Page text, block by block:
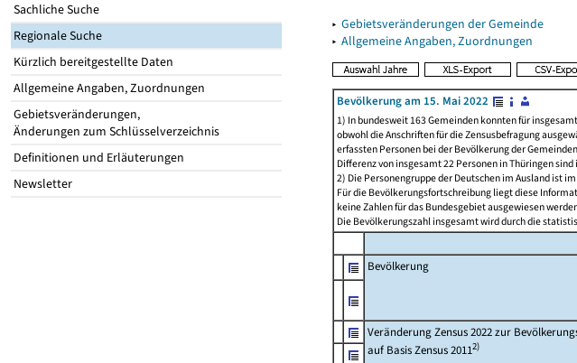
Sachliche Suche
Regionale Suche
Kürzlich bereitgestellte Daten
Allgemeine Angaben, Zuordnungen
Gebietsveränderungen,
Änderungen zum Schlüsselverzeichnis
Definitionen und Erläuterungen
Newsletter
▸ Gebietsveränderungen der Gemeinde
▸ Allgemeine Angaben, Zuordnungen
Bevölkerung am 15. Mai 2022
1) In bundesweit 163 Gemeinden konnten für
obwohl die Anschriften für die Zensusbefragung
erfassten Personen bei der Bevölkerung der
Differenz von insgesamt 22 Personen in Thüringen
2) Die Personengruppe der Deutschen im Ausland ist
Für die Bevölkerungsfortschreibung liegt diese
keine Zahlen für das Bundesgebiet ausgewiesen
Die Bevölkerungszahl insgesamt wird durch die
Bevölkerung
Veränderung Zensus 2022 zur
auf Basis Zensus 20112)